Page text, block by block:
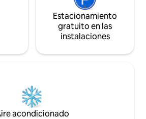
Estacionamiento
gratuito en las
instalaciones
acondicionado